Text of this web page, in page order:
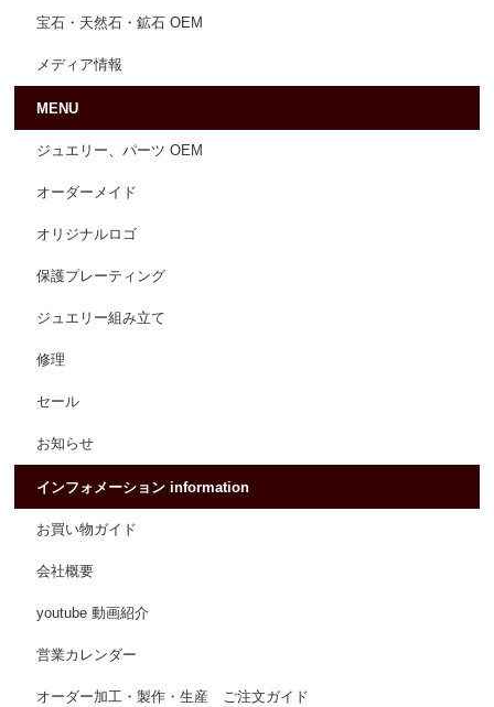
宝石・天然石・鉱石 OEM
メディア情報
MENU
ジュエリー、パーツ OEM
オーダーメイド
オリジナルロゴ
保護プレーティング
ジュエリー組み立て
修理
セール
お知らせ
インフォメーション information
お買い物ガイド
会社概要
youtube 動画紹介
営業カレンダー
オーダー加工・製作・生産 ご注文ガイド